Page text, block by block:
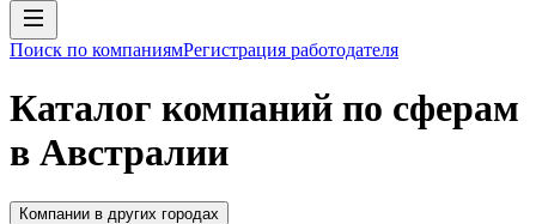
Поиск по компаниямРегистрация работодателя
Каталог компаний по сферам
в Австралии
Компании в других городах